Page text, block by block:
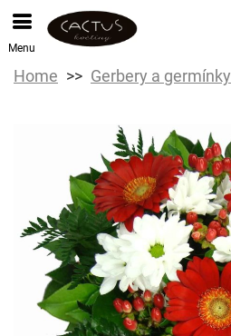
Menu
Home Gerbery a germínky